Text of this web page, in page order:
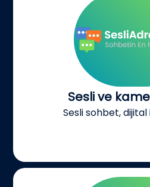
Sesli ve
Sesli sohbet, dijital